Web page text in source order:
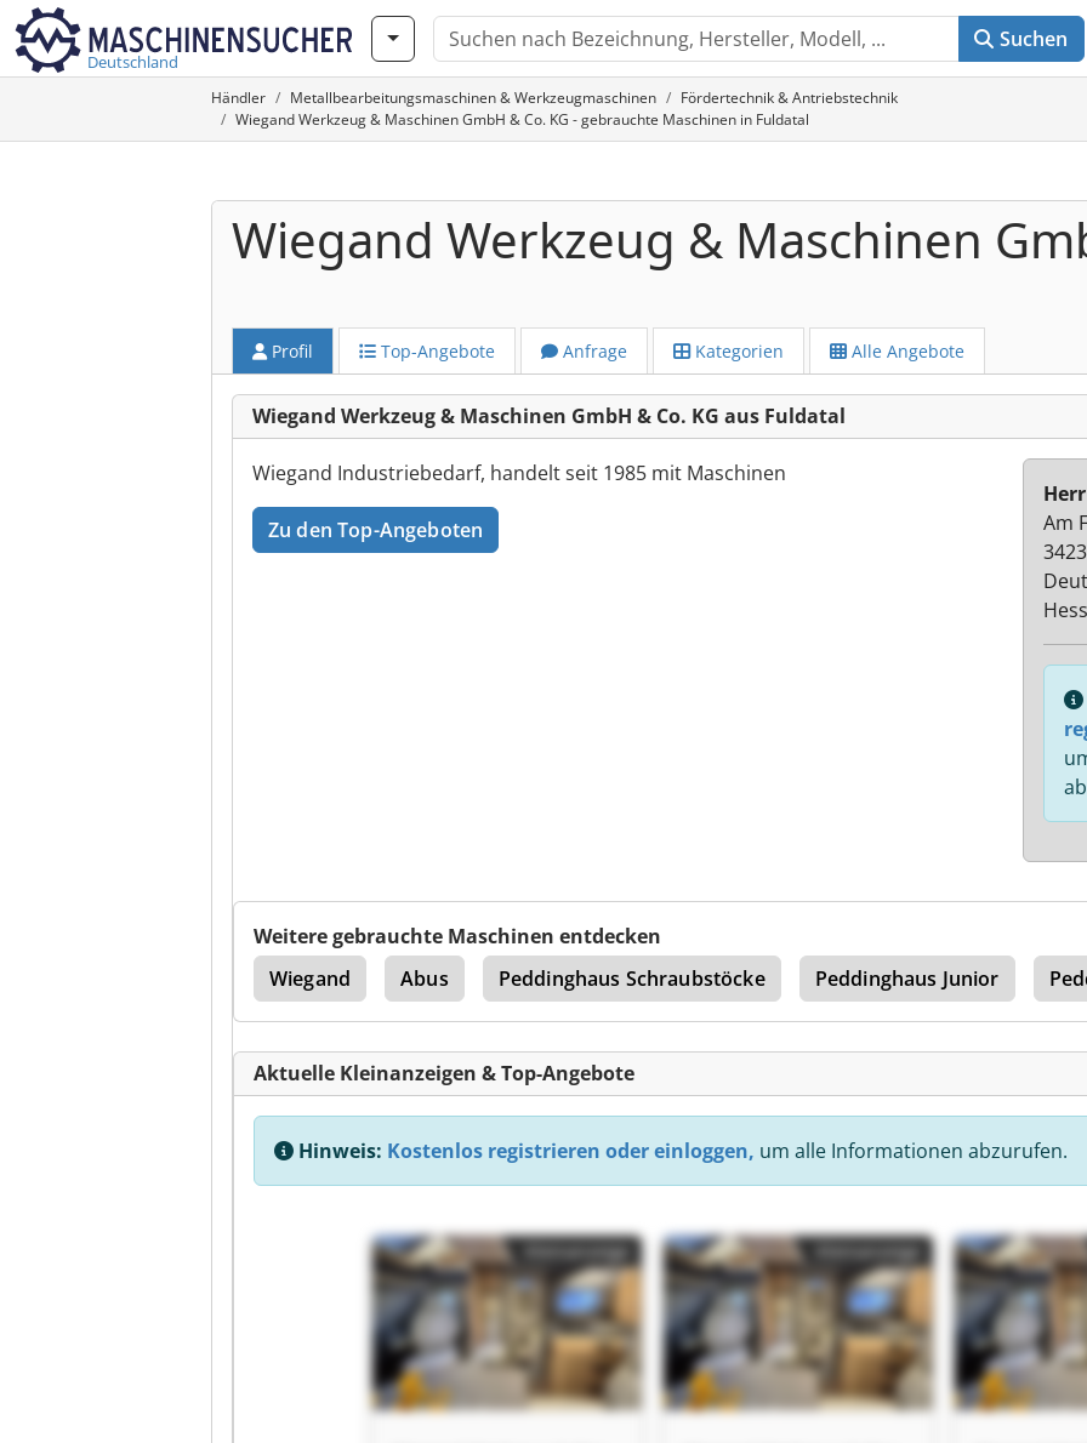
Deutschland
Suchen
Händler Metallbearbeitungsmaschinen & Werkzeugmaschinen
Fördertechnik & Antriebstechnik
Wiegand Werkzeug & Maschinen GmbH & Co. KG - gebrauchte Maschinen in Fuldatal
Wiegand Werkzeug & Maschinen
Profil Top-Angebote Anfrage Kategorien Alle Angebote
Wiegand Werkzeug & Maschinen GmbH & Co. KG aus Fuldatal
Wiegand Industriebedarf, handelt seit 1985 mit Maschinen
Zu den Top-Angeboten
Am
Weitere gebrauchte Maschinen entdecken
Wiegand
Abus Peddinghaus Schraubstöcke Peddinghaus Junior
Aktuelle Kleinanzeigen & Top-Angebote
Hinweis: Kostenlos registrieren oder einloggen, um alle Informationen abzurufen.